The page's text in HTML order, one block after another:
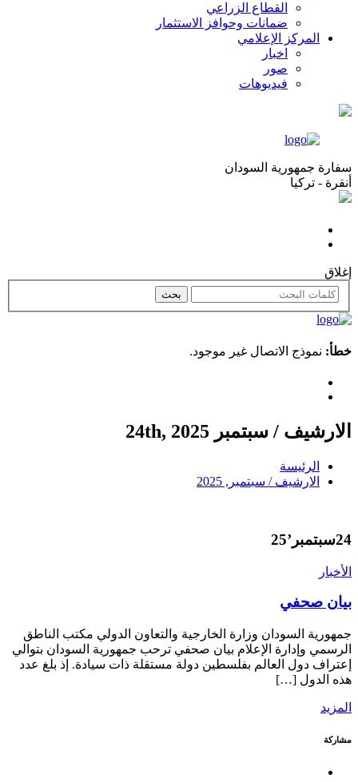
القطاع الزراعي
ضمانات وحوافز الاستثمار
المركز الإعلامي
اخبار
صور
فيديوهات
سفارة جمهورية السودان
أنقرة - تركيا
إغلاق
خطأ: نموذج الاتصال غير موجود.
الارشيف / سبتمبر 24th, 2025
الرئيسة
الارشيف / سبتمبر, 2025
24سبتمبر’25
الأخبار
بيان صحفي
جمهورية السودان وزارة الخارجية والتعاون الدولي مكتب الناطق
الرسمي وإدارة الإعلام بيان صحفي ترحب جمهورية السودان بتوالي
إعتراف دول العالم بفلسطين دولة مستقلة ذات سيادة. إذ بلغ عدد
هذه الدول […]
المزيد
مشاركة